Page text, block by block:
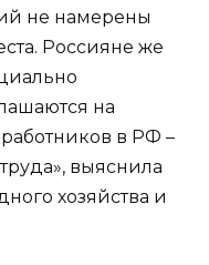
не намерены
Россияне же
на
работников в РФ –
выяснила
хозяйства и